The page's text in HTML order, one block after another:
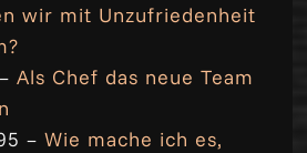
wir mit Unzufriedenheit
–Als Chef das neue Team
–Wie mache ich es,